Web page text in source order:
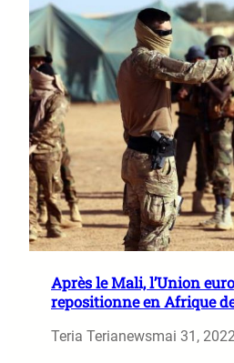
Après le Mali, l’Union
repositionne en Afrique de
Teria Terianewsmai 31,